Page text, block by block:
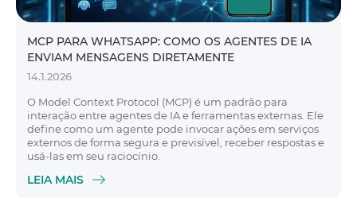
MCP PARA WHATSAPP: COMO OS AGENTES DE IA
ENVIAM MENSAGENS DIRETAMENTE
14.1.2026
O Model Context Protocol (MCP) é um padrão para
interação entre agentes de IA e ferramentas externas. Ele
define como um agente pode invocar ações em serviços
externos de forma segura e previsível, receber respostas e
usá-las em seu raciocínio.
LEIA MAIS